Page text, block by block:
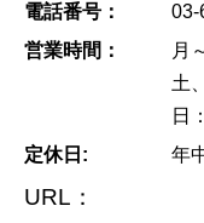
電話番号：
03-
営業時間：
月
土
日
定休日:
年
URL：